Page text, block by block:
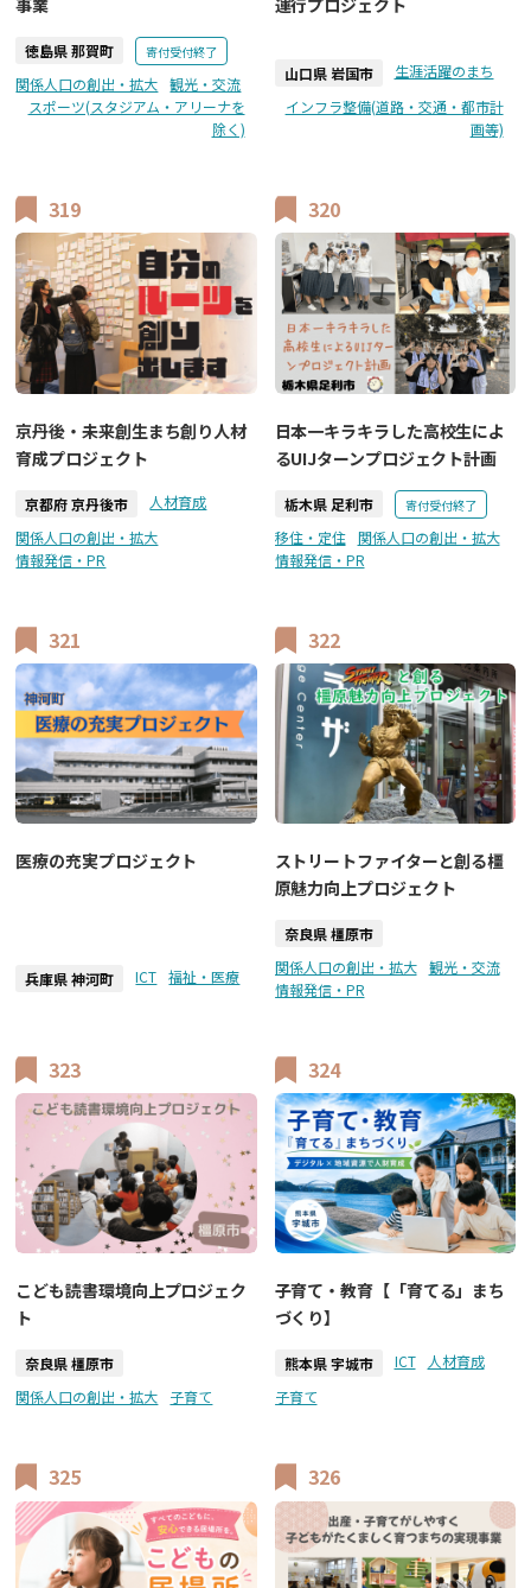
事業
徳島県 那賀町 寄付受付終了
関係人口の創出・拡大
観光・交流
スポーツ(スタジアム・アリーナを
除く)
運行プロジェクト
山口県 岩国市
生涯活躍のまち
インフラ整備(道路・交通・都市計
画等)
319
京丹後・未来創生まち創り人材
育成プロジェクト
京都府 京丹後市
人材育成
関係人口の創出・拡大
情報発信・PR
320
日本一キラキラした高校生によ
るUIJターンプロジェクト計画
栃木県 足利市 寄付受付終了
移住・定住
関係人口の創出・拡大
情報発信・PR
321
医療の充実プロジェクト
兵庫県 神河町 ICT 福祉・医療
322
ストリートファイターと創る橿
原魅力向上プロジェクト
奈良県 橿原市
関係人口の創出・拡大
観光・交流
情報発信・PR
323
こども読書環境向上プロジェク
ト
奈良県 橿原市
関係人口の創出・拡大
子育て
324
子育て・教育【「育てる」まち
づくり】
熊本県 宇城市 ICT
人材育成
子育て
325 326